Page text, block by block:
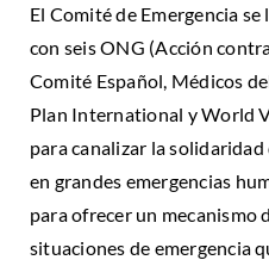
El Comité de Emergencia
con seis ONG (Acción
Comité Español, Médicos
Plan International y World
para canalizar la
en grandes emergencias
para ofrecer un mecanismo
situaciones de emergencia